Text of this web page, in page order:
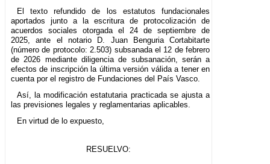
El texto refundido de los estatutos fundacionales
aportados junto a la escritura de protocolización de
acuerdos sociales otorgada el 24 de septiembre de
2025, ante el notario D. Juan Benguria Cortabitarte
(número de protocolo: 2.503) subsanada el 12 de febrero
de 2026 mediante diligencia de subsanación, serán a
efectos de inscripción la última versión válida a tener en
cuenta por el registro de Fundaciones del País Vasco.
Así, la modificación estatutaria practicada se ajusta a
las previsiones legales y reglamentarias aplicables.
En virtud de lo expuesto,
RESUELVO: